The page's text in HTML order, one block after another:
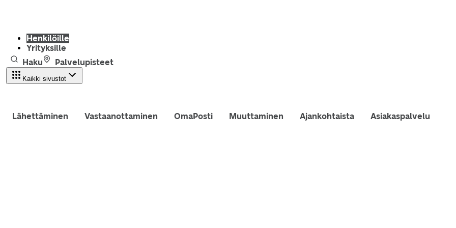
Henkilöille
Yrityksille
Haku
Palvelupisteet
Kaikki sivustot
Lähettäminen Vastaanottaminen OmaPosti Muuttaminen Ajankohtaista Asiakaspalvelu